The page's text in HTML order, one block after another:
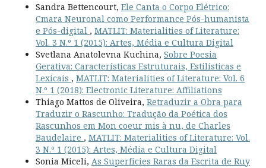
Sandra Bettencourt, Ele Canta o Corpo Elétrico:
Cmara Neuronal como Performance Pós-humanista
e Pós-digital , MATLIT: Materialities of Literature:
Vol. 3 N.º 1 (2015): Artes, Média e Cultura Digital
Svetlana Anatolevna Kuchina, Sobre Poesia
Gerativa: Características Estruturais, Estilísticas e
Lexicais , MATLIT: Materialities of Literature: Vol. 6
N.º 1 (2018): Electronic Literature: Affiliations
Thiago Mattos de Oliveira, Retraduzir a Obra para
Traduzir o Rascunho: Tradução da Poética dos
Rascunhos em Mon coeur mis à nu, de Charles
Baudelaire , MATLIT: Materialities of Literature: Vol.
3 N.º 1 (2015): Artes, Média e Cultura Digital
Sonia Miceli, As Superfícies Raras da Escrita de Ruy